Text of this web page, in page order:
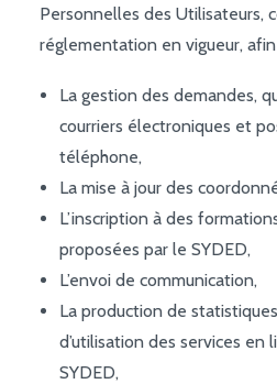
Personnelles des Utilisateurs,
réglementation en vigueur, afin
La gestion des demandes,
courriers électroniques et
téléphone,
La mise à jour des
L’inscription à des
proposées par le SYDED,
L’envoi de communication,
La production de
d’utilisation des services en
SYDED,